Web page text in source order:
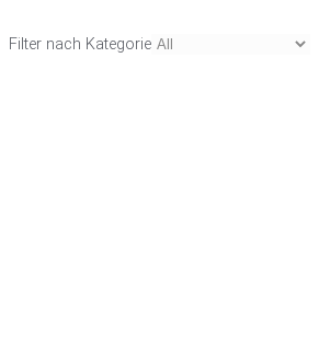
Filter nach Kategorie